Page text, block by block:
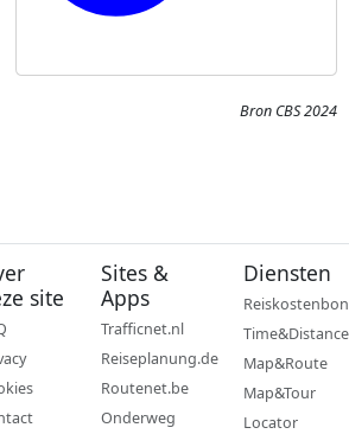
Bron CBS 2024
site
Sites &
Apps
Trafficnet.nl
Reiseplanung.de
Routenet.be
Onderweg
Diensten
Reiskostenbon
Time&Distance
Map&Route
Map&Tour
Locator